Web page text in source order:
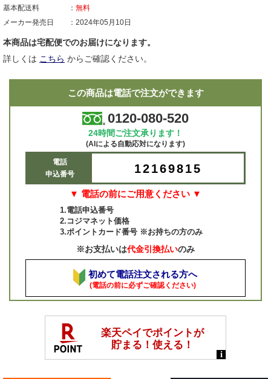
基本配送料
無料
メーカー発売日
2024年05月10日
本商品は宅配便でのお届けになります。
詳しくは こちら からご確認ください。
この商品は電話で注文ができます
0120-080-520
24時間ご注文承ります！
(AIによる自動応対になります)
電話
申込番号
12169815
▼ 電話の前にご用意ください ▼
1.電話申込番号
2.コジマネット価格
3.ポイントカード番号 ※お持ちの方のみ
※お支払いは代金引換払いのみ
初めて電話注文される方へ
(電話の前に必ずご確認ください)